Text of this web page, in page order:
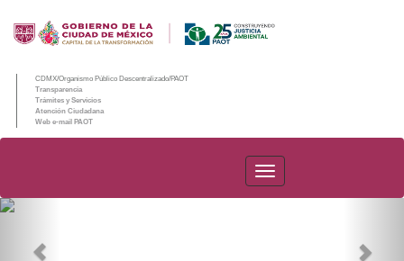
CDMX/Organismo Público Descentralizado/PAOT
Transparencia
Trámites y Servicios
Atención Ciudadana
Web e-mail PAOT
PAOT